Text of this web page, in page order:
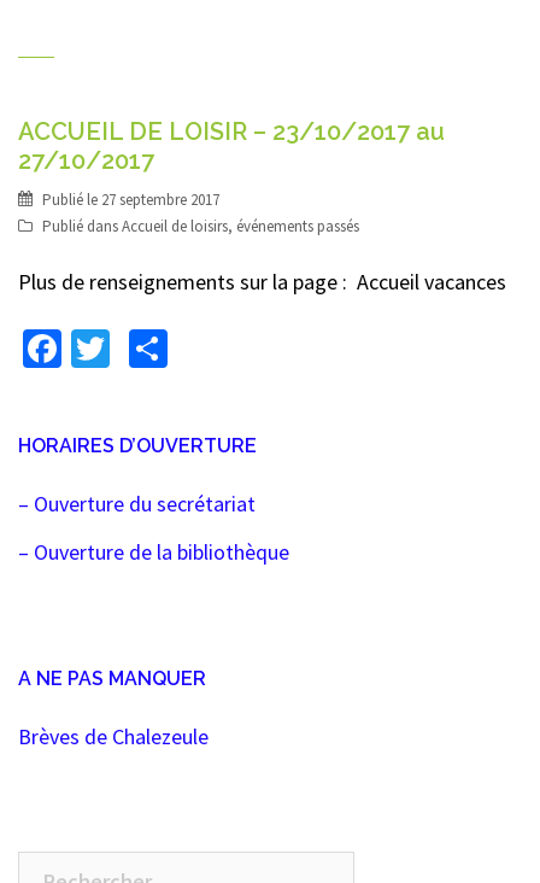
ACCUEIL DE LOISIR – 23/10/2017 au
27/10/2017
Publié le 27 septembre 2017
Publié dansAccueil de loisirs, événements passés
Plus de renseignements sur la page : Accueil vacances
Facebook
Twitter
HORAIRES D’OUVERTURE
– Ouverture du secrétariat
– Ouverture de la bibliothèque
A NE PAS MANQUER
Brèves de Chalezeule
Rechercher :